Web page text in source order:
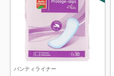
パンティライナー